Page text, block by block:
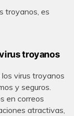
troyanos, es
troyanos
virus troyanos
y seguros.
en correos
atractivas,